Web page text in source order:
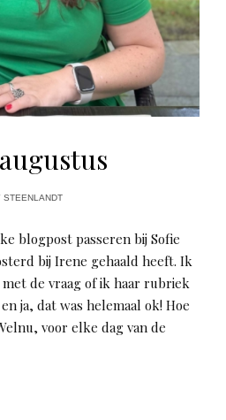
STEENLANDT
blogpost passeren bij Sofie
bij Irene gehaald heeft. Ik
de vraag of ik haar rubriek
ja, dat was helemaal ok! Hoe
voor elke dag van de